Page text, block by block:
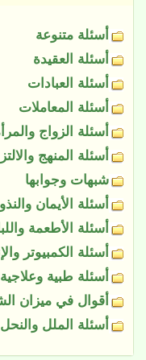
أسئلة متنوعة
أسئلة العقيدة
أسئلة العبادات
أسئلة المعاملات
أسئلة الزواج
أسئلة المنهج
شبهات وجوابها
أسئلة الأيمان
أسئلة الأطعمة
أسئلة الكمبيوتر
أسئلة طبية وعلاجية
أقوال في ميزان
أسئلة الملل والنحل